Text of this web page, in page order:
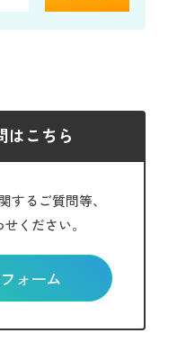
はこちら
するご質問等、
ください。
ォーム